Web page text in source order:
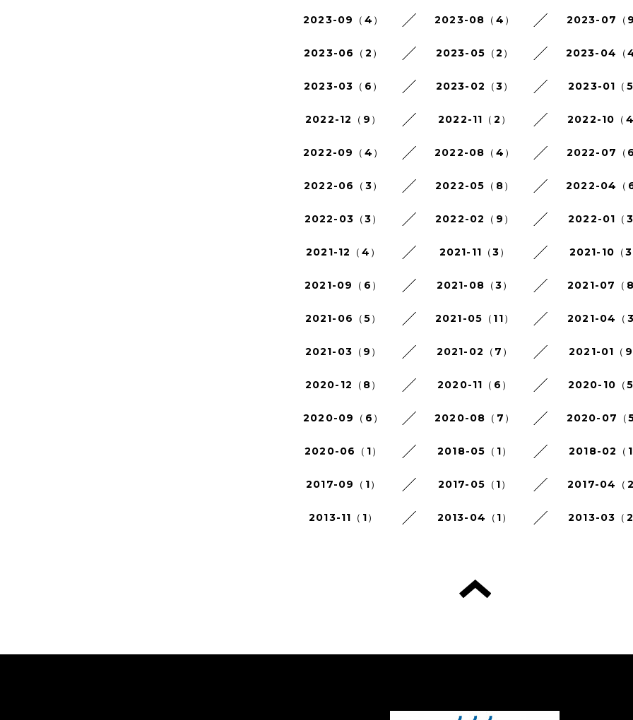
2023-09（4） 2023-08（4） 2023-07（9
2023-06（2） 2023-05（2） 2023-04（4
2023-03（6） 2023-02（3） 2023-01（5
2022-12（9） 2022-11（2） 2022-10（4
2022-09（4） 2022-08（4） 2022-07（6
2022-06（3） 2022-05（8） 2022-04（6
2022-03（3） 2022-02（9） 2022-01（3
2021-12（4） 2021-11（3） 2021-10（3
2021-09（6） 2021-08（3） 2021-07（8
2021-06（5） 2021-05（11） 2021-04（3
2021-03（9） 2021-02（7） 2021-01（9
2020-12（8） 2020-11（6） 2020-10（5
2020-09（6） 2020-08（7） 2020-07（5
2020-06（1） 2018-05（1） 2018-02（1
2017-09（1） 2017-05（1） 2017-04（2
2013-11（1） 2013-04（1） 2013-03（2